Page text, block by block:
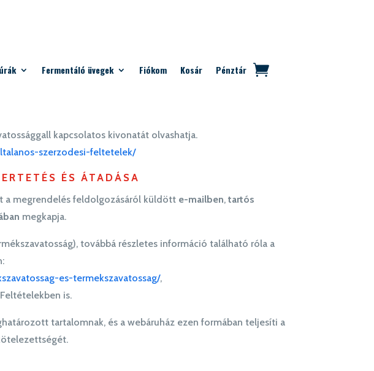
Fermentáló üvegek Fiókom Kosár Pénztár
kapcsolatos kivonatát olvashatja.
szerzodesi-feltetelek/
ÉS ÁTADÁSA
a megrendelés feldolgozásáról küldött e-mailben, tartós
megkapja.
továbbá részletes információ található róla a
es-termekszavatossag/,
is.
tartalomnak, és a webáruház ezen formában teljesíti a